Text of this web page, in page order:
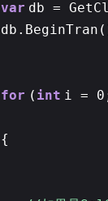
var db =
for ( int i =
{